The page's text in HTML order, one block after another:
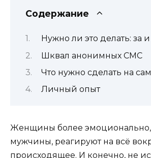
Содержание
Нужно ли это делать: за
Шквал анонимных СМС
Что нужно сделать на
Личный опыт
Женщины более
мужчины, реагируют на всё
происходящее. И конечно, не